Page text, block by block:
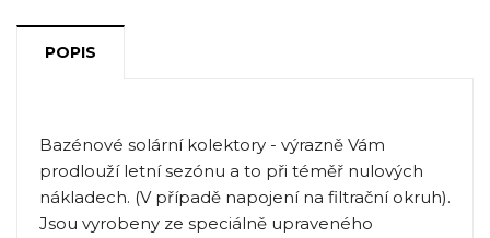
POPIS
Bazénové solární kolektory - výrazně Vám
prodlouží letní sezónu a to při téměř nulových
nákladech. (V případě napojení na filtrační okruh).
Jsou vyrobeny ze speciálně upraveného